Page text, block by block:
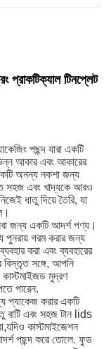
প্রাকটিক্যাল টিনপ্লেট
পছন্দ যারা একটি
আকার এবং আকারের
অনন্য নকশা জন্য
সহজ এবং খাদ্যকে আরও
ধাতু দিয়ে তৈরি, যা
জন্য একটি আদর্শ পণ্য।
পুনরায় গরম করার জন্য
করা এবং ব্যবহারের
সঙ্গে, আপনি
কাস্টমাইজড মুদ্রণ
পারেন.
প্যাকেজ করার একটি
এবং সহজ টান lids
কাস্টমাইজেশন
পছন্দ করে তোলে. ফুড